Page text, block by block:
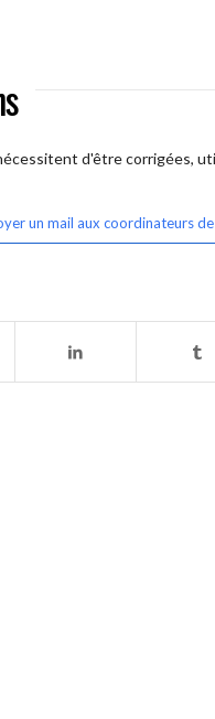
d'être corrigées,
un mail aux coordinateurs